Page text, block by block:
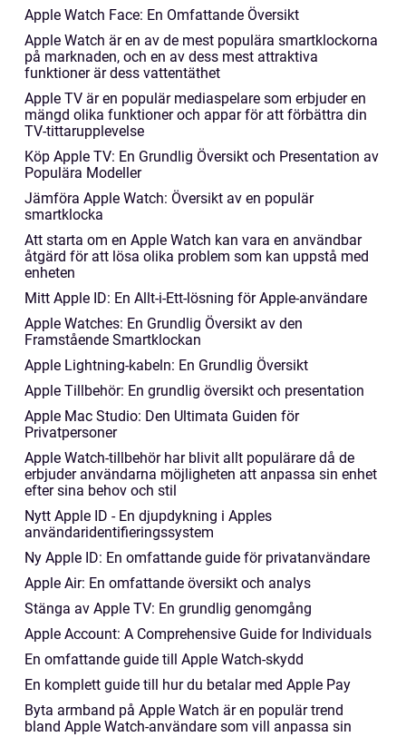
Apple Watch Face: En Omfattande Översikt
Apple Watch är en av de mest populära smartklockorna
på marknaden, och en av dess mest attraktiva
funktioner är dess vattentäthet
Apple TV är en populär mediaspelare som erbjuder en
mängd olika funktioner och appar för att förbättra din
TV-tittarupplevelse
Köp Apple TV: En Grundlig Översikt och Presentation av
Populära Modeller
Jämföra Apple Watch: Översikt av en populär
smartklocka
Att starta om en Apple Watch kan vara en användbar
åtgärd för att lösa olika problem som kan uppstå med
enheten
Mitt Apple ID: En Allt-i-Ett-lösning för Apple-användare
Apple Watches: En Grundlig Översikt av den
Framstående Smartklockan
Apple Lightning-kabeln: En Grundlig Översikt
Apple Tillbehör: En grundlig översikt och presentation
Apple Mac Studio: Den Ultimata Guiden för
Privatpersoner
Apple Watch-tillbehör har blivit allt populärare då de
erbjuder användarna möjligheten att anpassa sin enhet
efter sina behov och stil
Nytt Apple ID - En djupdykning i Apples
användaridentifieringssystem
Ny Apple ID: En omfattande guide för privatanvändare
Apple Air: En omfattande översikt och analys
Stänga av Apple TV: En grundlig genomgång
Apple Account: A Comprehensive Guide for Individuals
En omfattande guide till Apple Watch-skydd
En komplett guide till hur du betalar med Apple Pay
Byta armband på Apple Watch är en populär trend
bland Apple Watch-användare som vill anpassa sin